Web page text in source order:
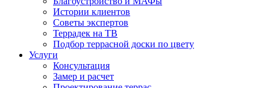
Истории клиентов
Советы экспертов
Террадек на ТВ
Подбор террасной доски по цвету
Услуги
Консультация
Замер и расчет